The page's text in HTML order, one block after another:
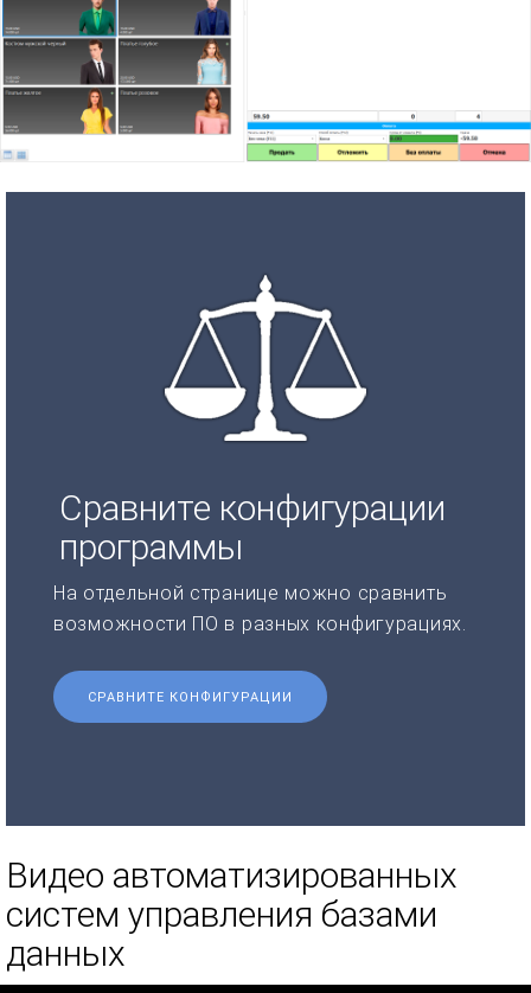
Сравните конфигурации
программы
На отдельной странице можно сравнить
возможности ПО в разных конфигурациях.
СРАВНИТЕ КОНФИГУРАЦИИ
Видео автоматизированных
систем управления базами
данных